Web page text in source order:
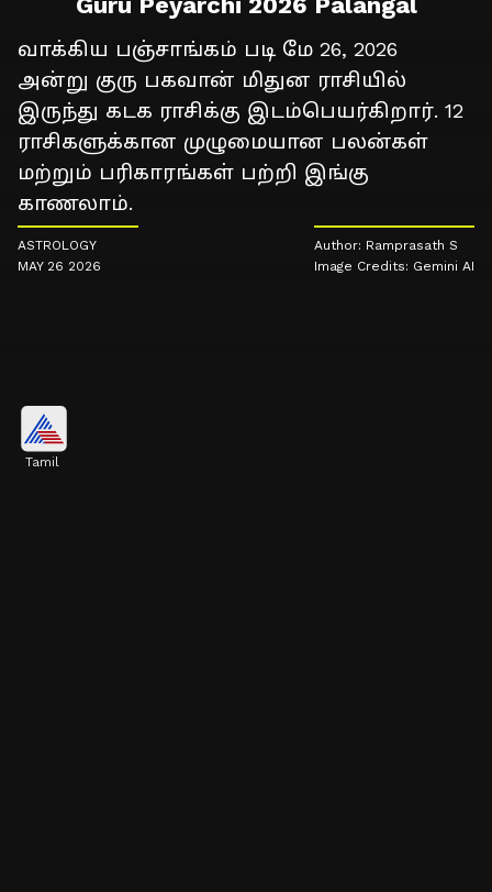
வாக்கிய பஞ்சாங்கம் படி மே 26, 2026
அன்று குரு பகவான் மிதுன ராசியில்
இருந்து கடக ராசிக்கு இடம்பெயர்கிறார். 12
ராசிகளுக்கான முழுமையான பலன்கள்
மற்றும் பரிகாரங்கள் பற்றி இங்கு
காணலாம்.
ASTROLOGY
MAY 26 2026
Author: Ramprasath S
Image Credits: Gemini AI
Tamil